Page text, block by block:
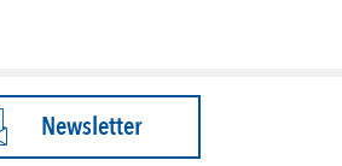
Newsletter